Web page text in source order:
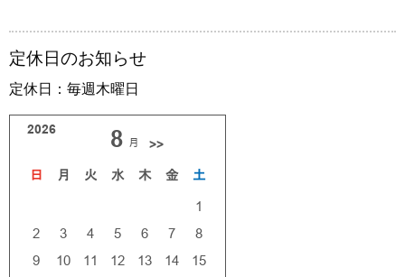
定休日のお知らせ
定休日：毎週木曜日